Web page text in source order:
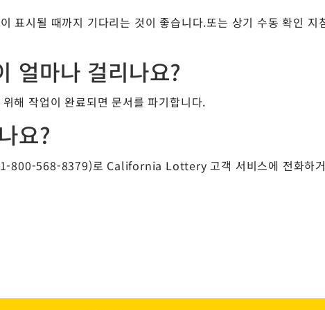
표시될 때까지 기다리는 것이 좋습니다.또는 상기 수동 확인 지
얼마나 걸리나요?
해 작업이 완료되면 문서를 파기합니다.
요?
800-568-8379)로 California Lottery 고객 서비스에 전화하